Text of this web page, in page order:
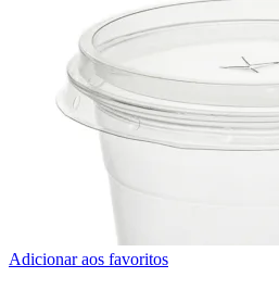
Adicionar aos favoritos